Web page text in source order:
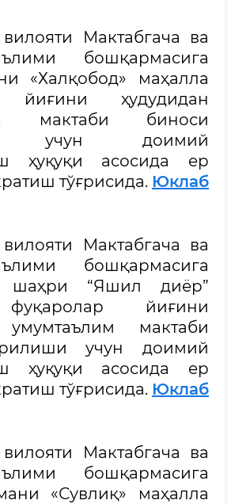
Мактабгача ва
бошқармасига
«Халқобод» маҳалла
йиғини ҳудудидан
мактаби биноси
учун доимий
ҳуқуқи асосида ер
тўғрисида. Юклаб
Мактабгача ва
бошқармасига
шаҳри “Яшил диёр”
йиғини
умумтаълим мактаби
учун доимий
ҳуқуқи асосида ер
тўғрисида. Юклаб
Мактабгача ва
бошқармасига
«Сувлиқ» маҳалла